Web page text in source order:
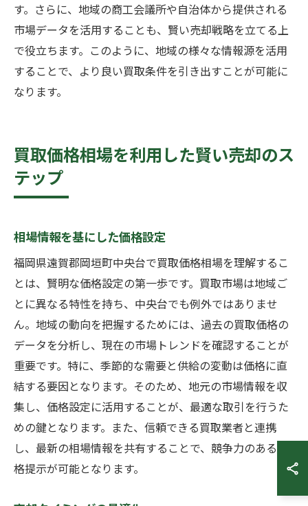
す。さらに、地域の商工会議所や自治体から提供される
市場データを活用することも、賢い売却戦略を立てる上
で役立ちます。このように、地域の様々な情報源を活用
することで、より良い買取条件を引き出すことが可能に
なります。
買取価格相場を利用した賢い売却のス
テップ
相場情報を基にした価格設定
福岡県遠賀郡岡垣町中央台で買取価格相場を理解するこ
とは、賢明な価格設定の第一歩です。買取市場は地域ご
とに異なる特性を持ち、中央台でも例外ではありませ
ん。地域の動向を把握するためには、過去の買取価格の
データを分析し、現在の市場トレンドを確認することが
重要です。特に、季節的な需要と供給の変動は価格に直
結する要因となります。そのため、地元の市場情報を収
集し、価格設定に活用することが、最適な取引を行うた
めの鍵となります。また、信頼できる買取業者と連携
し、最新の相場情報を共有することで、競争力のある価
格提示が可能となります。